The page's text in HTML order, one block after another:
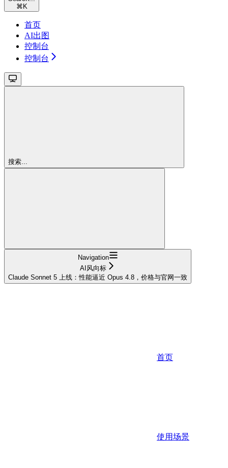
⌘ K
首页
AI出图
控制台
控制台
搜索...
Navigation
AI风向标
Claude Sonnet 5 上线：性能逼近 Opus 4.8，价格与官网一致
首页
使用场景